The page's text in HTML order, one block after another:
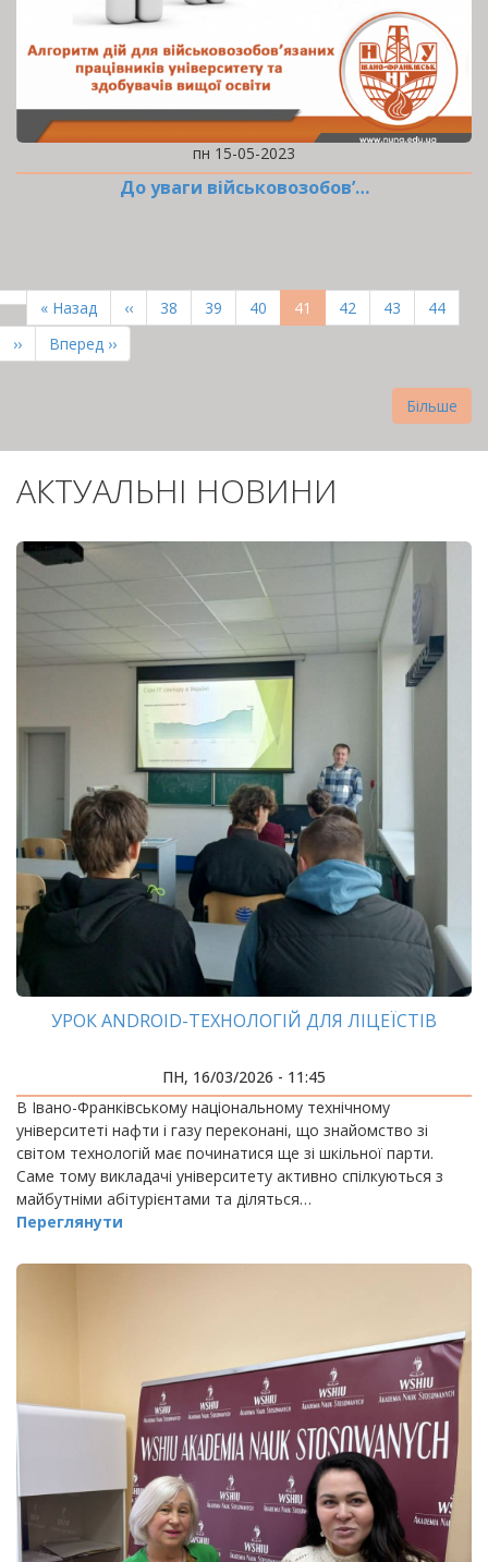
пн 15-05-2023
До уваги військовозобов’…
НА
СТОРІНКИ
Перша
сторінка
« Назад
Попередня
сторінка
‹‹ Page
38 Page
39 Page
40
Поточна
сторінка
41 Page
42 Page
43 Page
44
Наступна
сторінка
››
Остання
сторінка
Вперед ››
Більше
АКТУАЛЬНІ НОВИНИ
УРОК ANDROID-ТЕХНОЛОГІЙ ДЛЯ ЛІЦЕЇСТІВ
ПН, 16/03/2026 - 11:45
В Івано-Франківському національному технічному
університеті нафти і газу переконані, що знайомство зі
світом технологій має починатися ще зі шкільної парти.
Саме тому викладачі університету активно спілкуються з
майбутніми абітурієнтами та діляться…
Переглянути